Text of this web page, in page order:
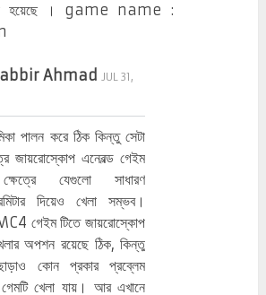
হয়েছে । game name :
Ahmad JUL 31,
পালন করে ঠিক কিন্তু সেটা
জায়রোস্কোপ এনেবল্ড গেইম
যেগুলো সাধারণ
দিয়েও খেলা সম্ভব।
গেইম টিতে জায়রোস্কোপ
অপশন রয়েছে ঠিক, কিন্তু
কোন প্রকার প্রব্লেম
খেলা যায়। আর এখানে